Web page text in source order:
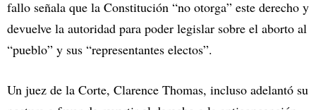
fallo señala que la Constitución “no otorga” este derecho y
devuelve la autoridad para poder legislar sobre el aborto al
“pueblo” y sus “representantes electos”.
Un juez de la Corte, Clarence Thomas, incluso adelantó su